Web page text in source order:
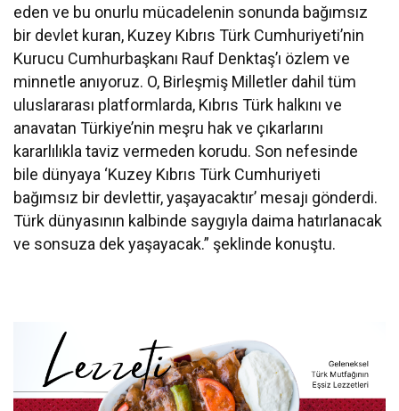
eden ve bu onurlu mücadelenin sonunda bağımsız
bir devlet kuran, Kuzey Kıbrıs Türk Cumhuriyeti’nin
Kurucu Cumhurbaşkanı Rauf Denktaş’ı özlem ve
minnetle anıyoruz. O, Birleşmiş Milletler dahil tüm
uluslararası platformlarda, Kıbrıs Türk halkını ve
anavatan Türkiye’nin meşru hak ve çıkarlarını
kararlılıkla taviz vermeden korudu. Son nefesinde
bile dünyaya ‘Kuzey Kıbrıs Türk Cumhuriyeti
bağımsız bir devlettir, yaşayacaktır’ mesajı gönderdi.
Türk dünyasının kalbinde saygıyla daima hatırlanacak
ve sonsuza dek yaşayacak.” şeklinde konuştu.